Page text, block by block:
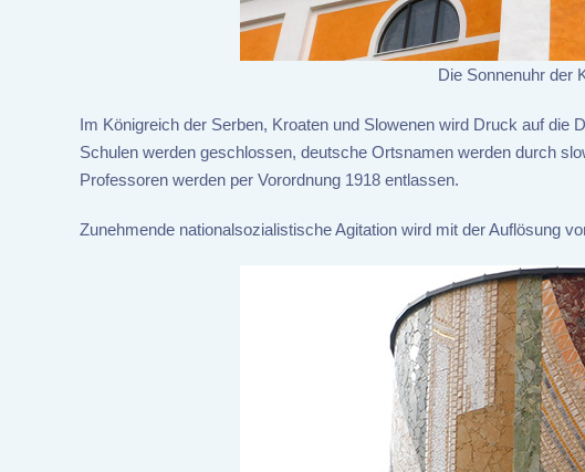
Die Sonnenuhr der
Im Königreich der Serben, Kroaten und Slowenen wird Druck auf
Schulen werden geschlossen, deutsche Ortsnamen werden durch
Professoren werden per Vorordnung 1918 entlassen.
Zunehmende nationalsozialistische Agitation wird mit der Auflösung